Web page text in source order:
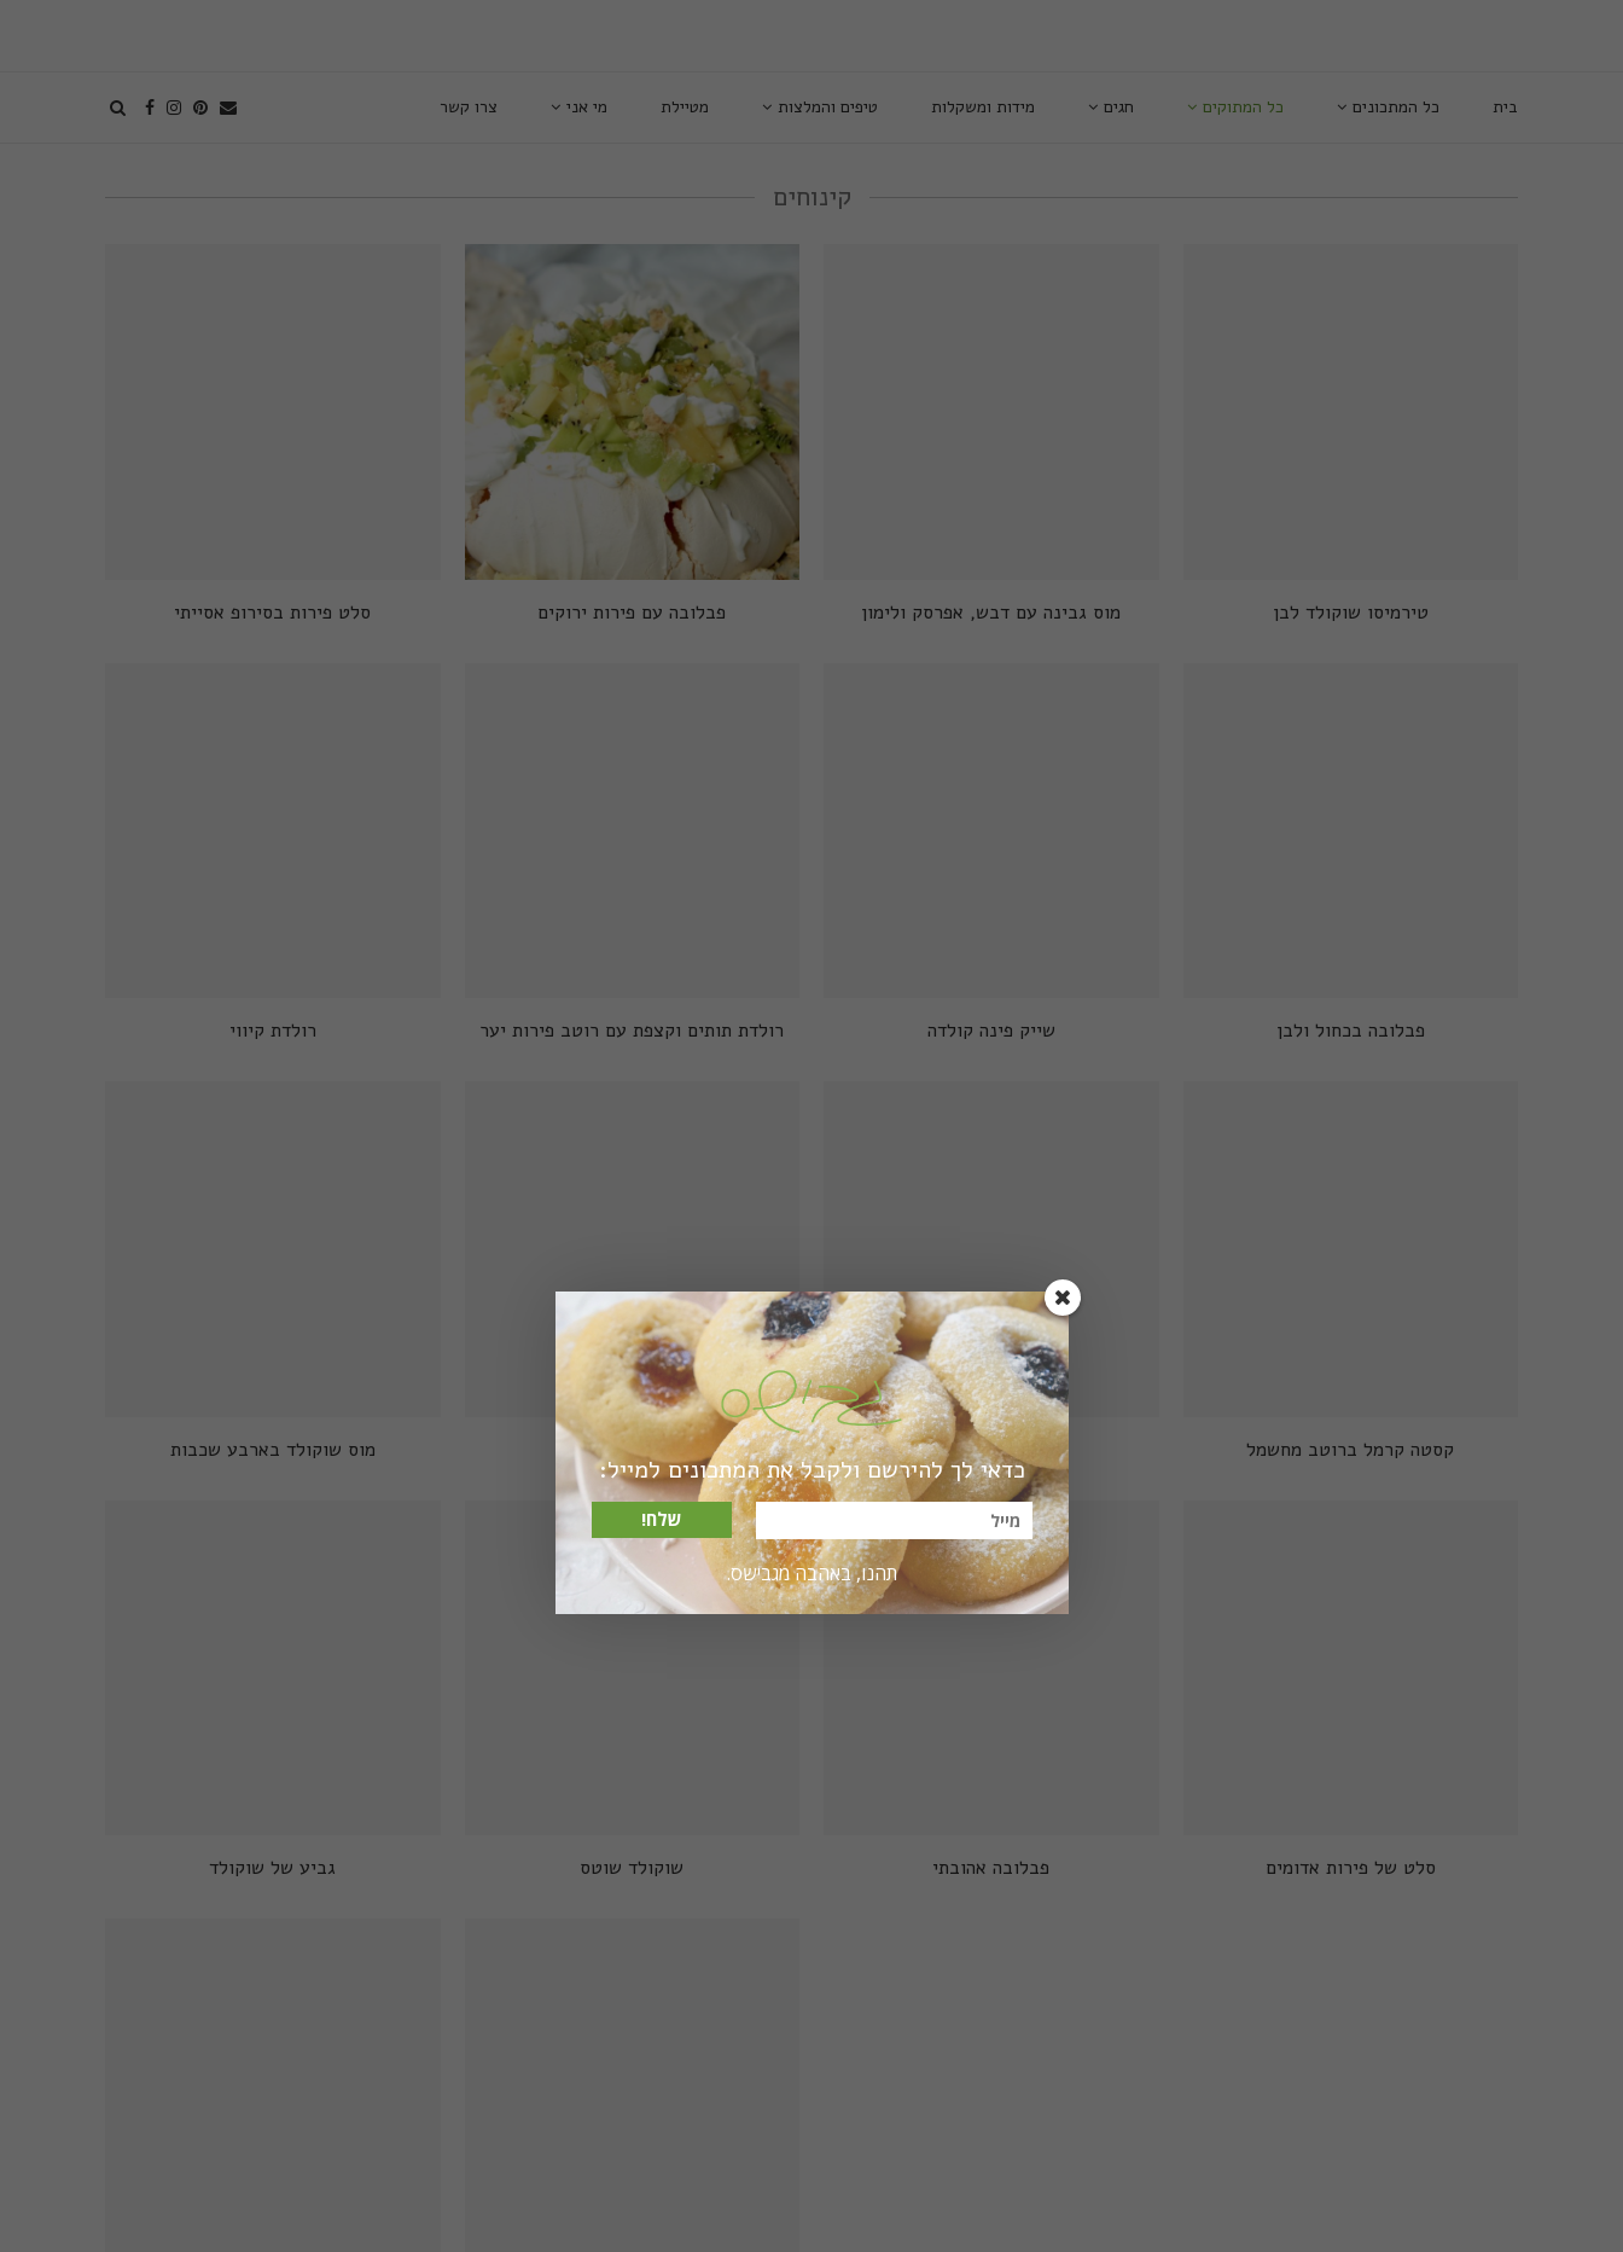
בית כל המתכונים כל המתוקים חגים מידות ומשקלות טיפים והמלצות מטיילת מי אני צרו קשר
קינוחים
סלט פירות בסירופ אסייתי פבלובה עם פירות ירוקים מוס גבינה עם דבש, אפרסק ולימון טירמיסו שוקולד לבן
רולדת קיווי רולדת תותים וקצפת עם רוטב פירות יער שייק פינה קולדה פבלובה בכחול ולבן
מוס שוקולד בארבע שכבות מוס קפה ופקאן לפתן דובדבנים קסטה קרמל ברוטב מחשמל
גביע של שוקולד שוקולד שוטס פבלובה אהובתי סלט של פירות אדומים
כדאי לך להירשם ולקבל את המתכונים למייל:
שלח!
תהנו, באהבה מגבישס.